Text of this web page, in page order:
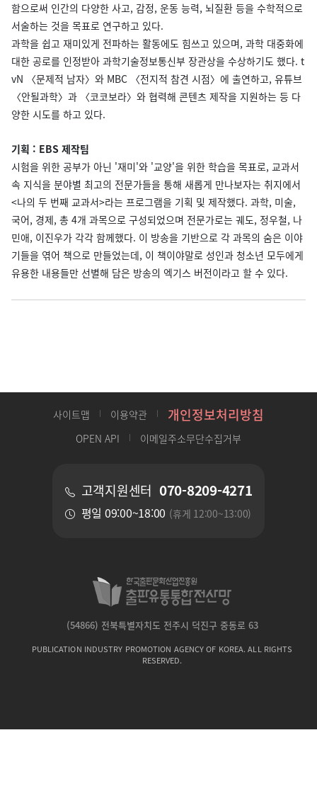
함으로써 인간의 다양한 사고, 감정, 운동 능력, 뇌질환 등을 수학적으로
서술하는 것을 목표로 연구하고 있다.
과학을 쉽고 재미있게 전파하는 활동에도 힘쓰고 있으며, 과학 대중화에
대한 공로를 인정받아 과학기술정보통신부 장관상을 수상하기도 했다. t
vN 〈문제적 남자〉와 MBC 〈전지적 참견 시점〉에 출연하고, 유튜브
〈안될과학〉과 〈코코보라〉와 협력해 콘텐츠 제작을 지원하는 등 다
양한 시도를 하고 있다.
기획 : EBS 제작팀
시험을 위한 공부가 아닌 '재미'와 '교양'을 위한 학습을 목표로, 교과서
속 지식을 분야별 최고의 전문가들을 통해 새롭게 만나보자는 취지에서
<나의 두 번째 교과서>라는 프로그램을 기획 및 제작했다. 과학, 미술,
국어, 경제, 총 4개 과목으로 구성되었으며 전문가로는 궤도, 정우철, 나
민애, 이진우가 각각 함께했다. 이 방송을 기반으로 각 과목의 숨은 이야
기들을 엮어 책으로 만들었는데, 이 책이야말로 성인과 청소년 모두에게
유용한 내용들만 선별해 담은 방송의 엑기스 버전이라고 할 수 있다.
사이트맵 이용약관 개인정보처리방침
OPEN API 이메일주소무단수집거부
고객지원센터 070-8209-4271
평일 09:00~18:00 (휴게 12:00~13:00)
(54866) 전북특별자치도 전주시 덕진구 중동로 63
PUBLICATION INDUSTRY PROMOTION AGENCY OF KOREA. ALL RIGHTS
RESERVED.